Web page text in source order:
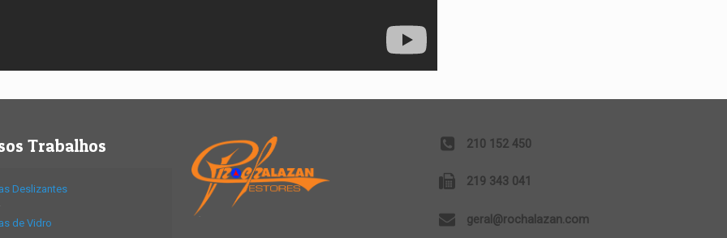
Trabalhos
Deslizantes
de Vidro
210 152 450
219 343 041
geral@rochalazan.com